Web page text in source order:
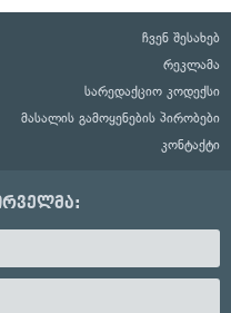
ჩვენ შესახებ
რეკლამა
სარედაქციო კოდექსი
მასალის გამოყენების პირობები
კონტაქტი